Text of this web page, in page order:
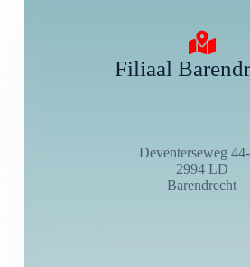
Filiaal
Deventerseweg
2994 LD
Barendrecht